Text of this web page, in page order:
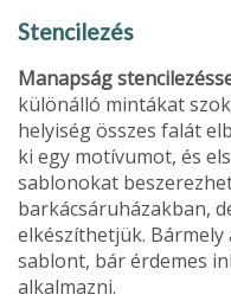
Stencilezés
Manapság
különálló mintákat
helyiség összes falát
ki egy motívumot, és
sablonokat
barkácsáruházakban,
elkészíthetjük.
sablont, bár érdemes
alkalmazni.